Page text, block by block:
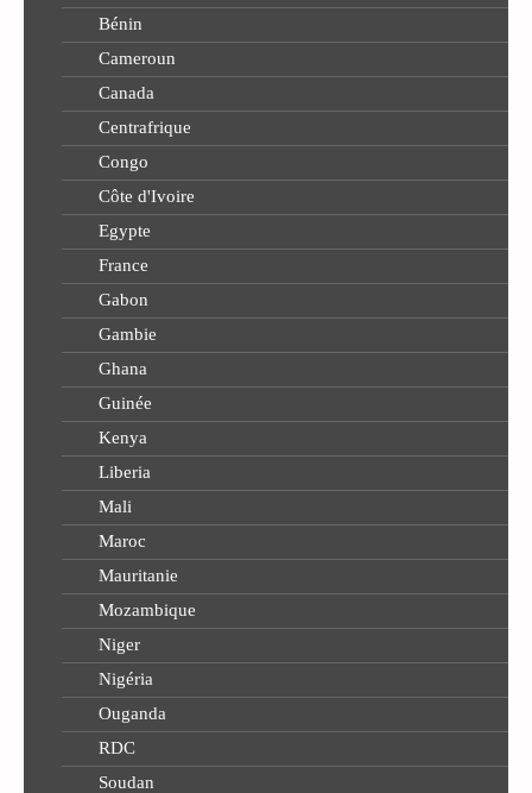
Bénin
Cameroun
Canada
Centrafrique
Congo
Côte d'Ivoire
Egypte
France
Gabon
Gambie
Ghana
Guinée
Kenya
Liberia
Mali
Maroc
Mauritanie
Mozambique
Niger
Nigéria
Ouganda
RDC
Soudan